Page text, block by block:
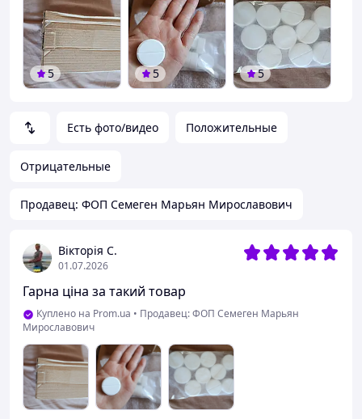
Есть фото/видео Положительные
Отрицательные
Продавец: ФОП Семеген Марьян Мирославович
Вікторія С.
01.07.2026
Гарна ціна за такий товар
Куплено на Prom.ua • Продавец: ФОП Семеген Марьян
Мирославович
5 5 5